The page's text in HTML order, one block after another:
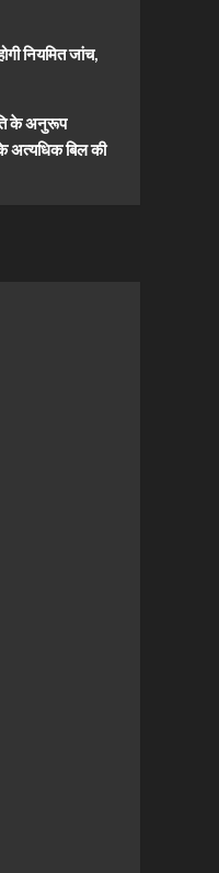
नियमित जांच,
के अनुरूप
अत्यधिक बिल की